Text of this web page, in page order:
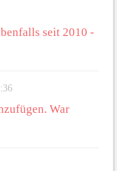
seit 2010 -
War